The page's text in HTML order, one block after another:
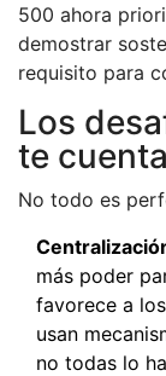
500 ahora
demostrar
requisito para
Los
te cuenta
No todo es
más poder
favorece a
usan
no todas lo